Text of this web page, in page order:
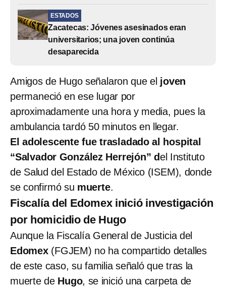
ESTADOS
Zacatecas: Jóvenes asesinados eran
universitarios; una joven continúa
desaparecida
Amigos de Hugo señalaron que el joven
permaneció en ese lugar por
aproximadamente una hora y media, pues la
ambulancia tardó 50 minutos en llegar.
El adolescente fue trasladado al hospital
“Salvador González Herrejón” del Instituto
de Salud del Estado de México (ISEM), donde
se confirmó su muerte.
Fiscalía del Edomex inició investigación
por homicidio de Hugo
Aunque la Fiscalía General de Justicia del
Edomex(FGJEM) no ha compartido detalles
de este caso, su familia señaló que tras la
muerte de Hugo, se inició una carpeta de